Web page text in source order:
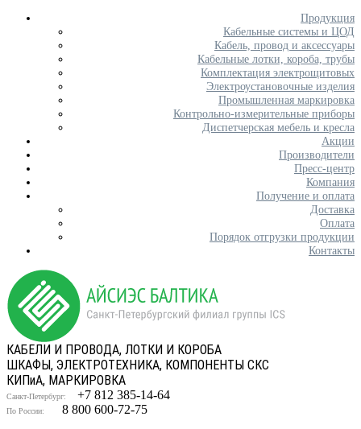
Продукция
Кабельные системы и ЦОД
Кабель, провод и аксессуары
Кабельные лотки, короба, трубы
Комплектация электрощитовых
Электроустановочные изделия
Промышленная маркировка
Контрольно-измерительные приборы
Диспетчерская мебель и кресла
Акции
Производители
Пресс-центр
Компания
Получение и оплата
Доставка
Оплата
Порядок отгрузки продукции
Контакты
КАБЕЛИ И ПРОВОДА, ЛОТКИ И КОРОБА
ШКАФЫ, ЭЛЕКТРОТЕХНИКА, КОМПОНЕНТЫ СКС
КИПиА, МАРКИРОВКА
Санкт-Петербург: +7 812 385-14-64
По России: 8 800 600-72-75